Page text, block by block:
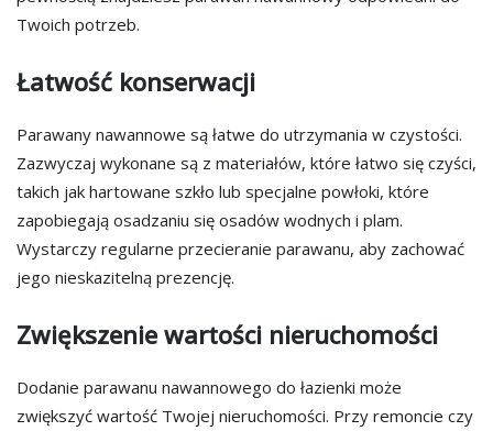
Twoich potrzeb.
Łatwość konserwacji
Parawany nawannowe są łatwe do utrzymania w czystości.
Zazwyczaj wykonane są z materiałów, które łatwo się czyści,
takich jak hartowane szkło lub specjalne powłoki, które
zapobiegają osadzaniu się osadów wodnych i plam.
Wystarczy regularne przecieranie parawanu, aby zachować
jego nieskazitelną prezencję.
Zwiększenie wartości nieruchomości
Dodanie parawanu nawannowego do łazienki może
zwiększyć wartość Twojej nieruchomości. Przy remoncie czy